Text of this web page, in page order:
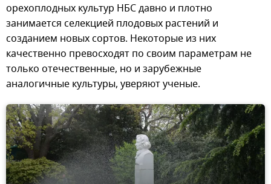
орехоплодных культур НБС давно и плотно
занимается селекцией плодовых растений и
созданием новых сортов. Некоторые из них
качественно превосходят по своим параметрам не
только отечественные, но и зарубежные
аналогичные культуры, уверяют ученые.